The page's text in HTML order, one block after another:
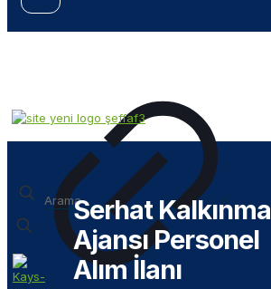
Serhat Kalkınma
Ajansı Personel
Alım İlanı